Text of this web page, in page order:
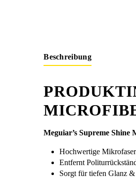
Beschreibung
Meguiar’s Supreme
Hochwertige
Entfernt
Sorgt für tiefen Glanz